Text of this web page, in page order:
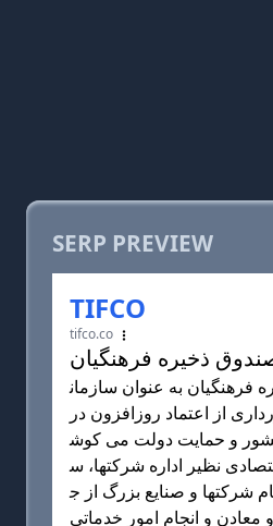
SERP PREVIEW
TIFCO
tifco.co
ذخیره فرهنگیان
به عنوان سازمان
از اعتماد روزافزون در
و حمایت دولت می کوش
نظیر اداره شركتها، س
شركتها و صنایع بزرگ از ج
و انجام امور خدماتی